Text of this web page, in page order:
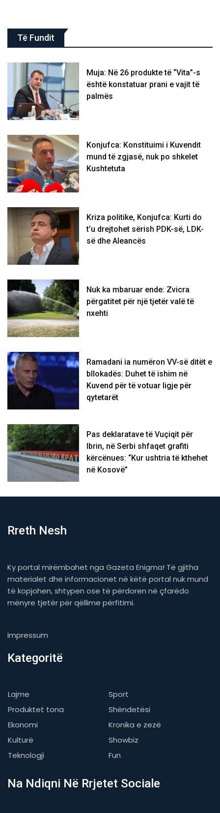
Të Fundit
Muja: Në 26 produkte të “Vita”-s
është konstatuar prani e vajit të
palmës
Konjufca: Konstituimi i Kuvendit
mund të zgjasë, nuk po shkelet
Kushtetuta
Kriza politike, Konjufca: Kurti do
t’u drejtohet sërish PDK-së, LDK-
së dhe Aleancës
Nuk ka mbaruar ende: Zvicra
përgatitet për një tjetër valë të
nxehti
Ramadani ia numëron VV-së ditët e
bllokadës: Duhet të ishim në
Kuvend për të votuar ligje për
qytetarët
Pas deklaratave të Vuçiqit për
Ibrin, në Serbi shfaqet grafiti
kërcënues: “Kur ushtria të kthehet
në Kosovë”
Rreth Nesh
Ky portal mirëmbahet nga Gazeta Enigma! Të gjitha
materialet dhe informacionet në këtë portal nuk mund
të kopjohen, shtypen ose të përdoren në çfarëdo
mënyre tjetër për qëllime përfitimi.
Impressum
Kategoritë
Lajme
Sport
Produktet tona
Shëndetësi
Ekonomi
Kronika e zezë
Kulturë
Showbiz
Teknologji
Fun
Na Ndiqni Në Rrjetet Sociale